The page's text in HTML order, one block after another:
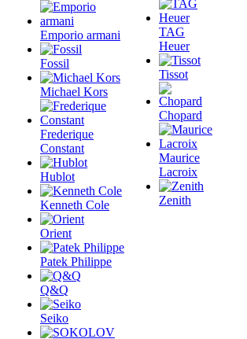
Emporio armani
Fossil
Michael Kors
Frederique
Constant
Hublot
Kenneth Cole
Orient
Patek Philippe
Q&Q
Seiko
TAG
Heuer
Tissot
Chopard
Maurice
Lacroix
Zenith